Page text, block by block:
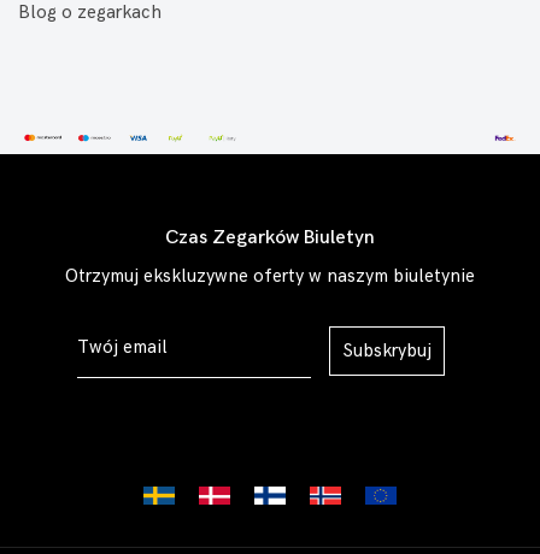
Blog o zegarkach
Czas Zegarków Biuletyn
Otrzymuj ekskluzywne oferty w naszym biuletynie
Subskrybuj